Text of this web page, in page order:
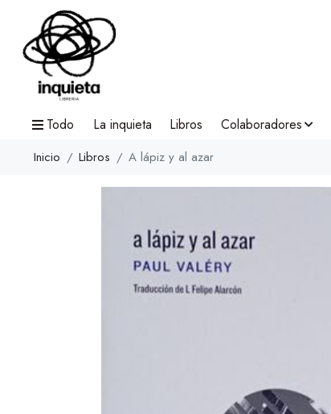
Todo La inquieta Libros Colaboradores
Inicio Libros A lápiz y al azar